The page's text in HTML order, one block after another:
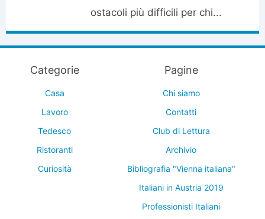
ostacoli più difficili per chi...
Categorie
Casa
Lavoro
Tedesco
Ristoranti
Curiosità
Pagine
Chi siamo
Contatti
Club di Lettura
Archivio
Bibliografia "Vienna italiana"
Italiani in Austria 2019
Professionisti Italiani